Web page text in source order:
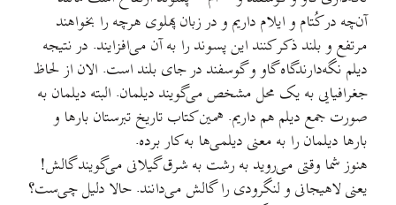
آن‌چه در کُتام و ایلام داریم و در زبان پهلوی هرچه را بخواهند
مرتفع و بلند ذکر کنند این پسوند را به آن می‌افزایند. در نتیجه
دیلم نگه‌دارندگاه گاو و گوسفند در جای بلند است. الان از لحاظ
جغرافیایی به یک محل مشخص می‌گویند دیلمان. البته دیلمان به
صورت جمع دیلم هم داریم. همین کتاب تاریخ تبرستان بارها و
بارها دیلمان را به معنی دیلمی‌ها به کار برده.
هنوز شما وقتی می‌روید به رشت به شرق گیلانی می‌گویند گالش!
یعنی لاهیجانی و لنگرودی را گالش می‌دانند. حالا دلیل چی‌ست؟